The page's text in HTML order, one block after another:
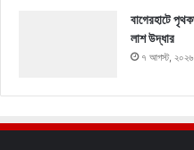
বাগেরহাটে
লাশ উদ্ধার
৭ আগস্ট, ২০২৬